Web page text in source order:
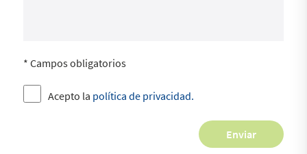
* Campos obligatorios
Acepto la política de privacidad.